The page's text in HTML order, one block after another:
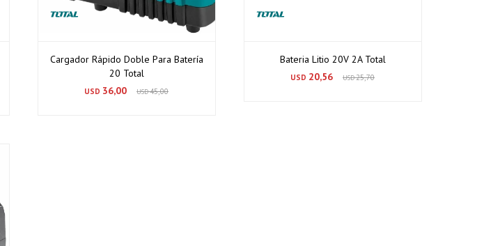
Cargador Rápido Doble Para Batería
20 Total
USD 36,00 USD45,00
Bateria Litio 20V 2A Total
USD 20,56 USD25,70